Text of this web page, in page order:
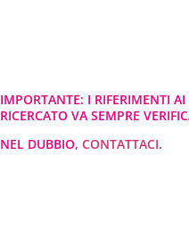
IMPORTANTE: I RIFERIMENTI
RICERCATO VA SEMPRE
NEL DUBBIO, CONTATTACI.